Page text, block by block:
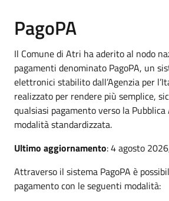
PagoPA
Il Comune di Atri ha aderito al nodo
pagamenti denominato PagoPA, un
elettronici stabilito dall’Agenzia per
realizzato per rendere più semplice,
qualsiasi pagamento verso la
modalità standardizzata.
Ultimo aggiornamento: 4 agosto
Attraverso il sistema PagoPA è
pagamento con le seguenti modalità: